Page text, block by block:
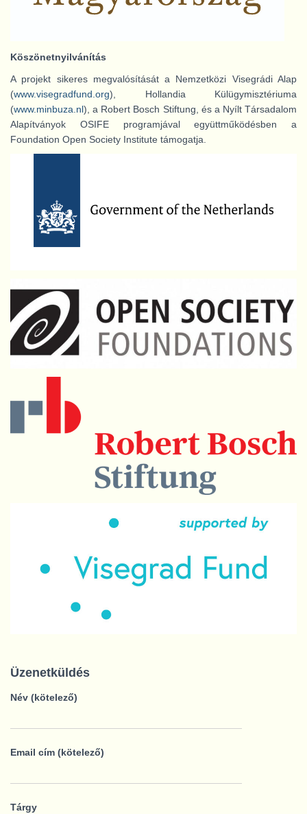
Köszönetnyilvánítás
A projekt sikeres megvalósítását a Nemzetközi Visegrádi Alap
(www.visegradfund.org), Hollandia Külügymisztériuma
(www.minbuza.nl), a Robert Bosch Stiftung, és a Nyílt Társadalom
Alapítványok OSIFE programjával együttműködésben a
Foundation Open Society Institute támogatja.
Üzenetküldés
Név (kötelező)
Email cím (kötelező)
Tárgy